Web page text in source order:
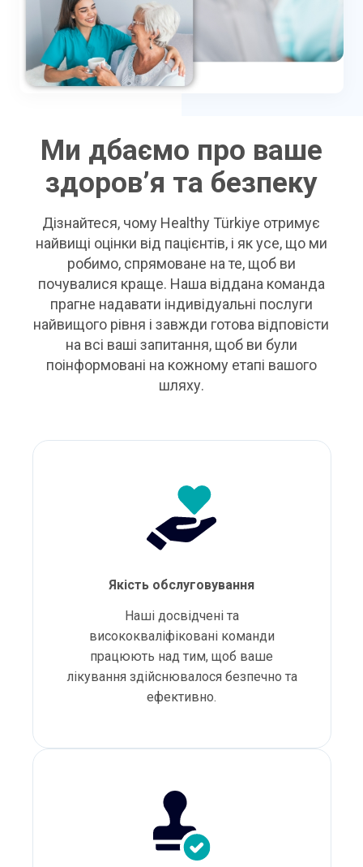
Ми дбаємо про ваше
здоров’я та безпеку
Дізнайтеся, чому Healthy Türkiye отримує
найвищі оцінки від пацієнтів, і як усе, що ми
робимо, спрямоване на те, щоб ви
почувалися краще. Наша віддана команда
прагне надавати індивідуальні послуги
найвищого рівня і завжди готова відповісти
на всі ваші запитання, щоб ви були
поінформовані на кожному етапі вашого
шляху.
Якість обслуговування
Наші досвідчені та
висококваліфіковані команди
працюють над тим, щоб ваше
лікування здійснювалося безпечно та
ефективно.